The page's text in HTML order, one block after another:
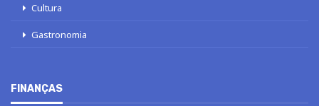
Cultura
Gastronomia
FINANÇAS